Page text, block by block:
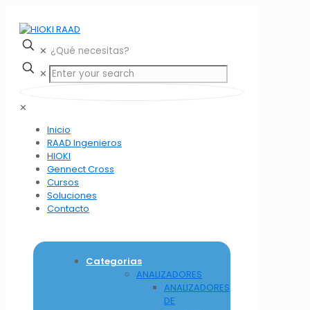
✕
✕
✕
Inicio
RAAD Ingenieros
HIOKI
Gennect Cross
Cursos
Soluciones
Contacto
Categorias
ANALIZADORES
ANALIZADORES
DE